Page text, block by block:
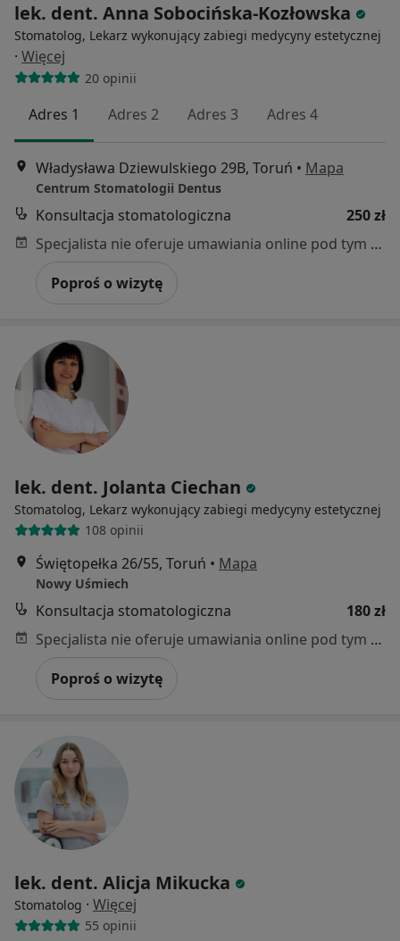
lek. dent. Anna Sobocińska-Kozłowska
Stomatolog, Lekarz wykonujący zabiegi medycyny estetycznej
· Więcej
20 opinii
Adres 1 Adres 2 Adres 3 Adres 4
Władysława Dziewulskiego 29B, Toruń • Mapa
Centrum Stomatologii Dentus
Konsultacja stomatologiczna
250 zł
Specjalista nie oferuje umawiania online pod tym adresem.
Poproś o wizytę
lek. dent. Jolanta Ciechan
Stomatolog, Lekarz wykonujący zabiegi medycyny estetycznej
108 opinii
Świętopełka 26/55, Toruń • Mapa
Nowy Uśmiech
Konsultacja stomatologiczna
180 zł
Specjalista nie oferuje umawiania online pod tym adresem.
Poproś o wizytę
lek. dent. Alicja Mikucka
Stomatolog · Więcej
55 opinii